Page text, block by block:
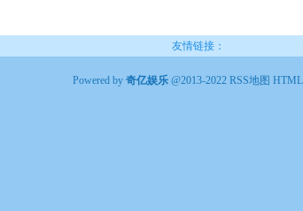
友情链接：
Powered by 奇亿娱乐 @2013-2022 RSS地图